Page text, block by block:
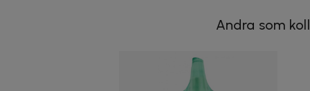
Andra som